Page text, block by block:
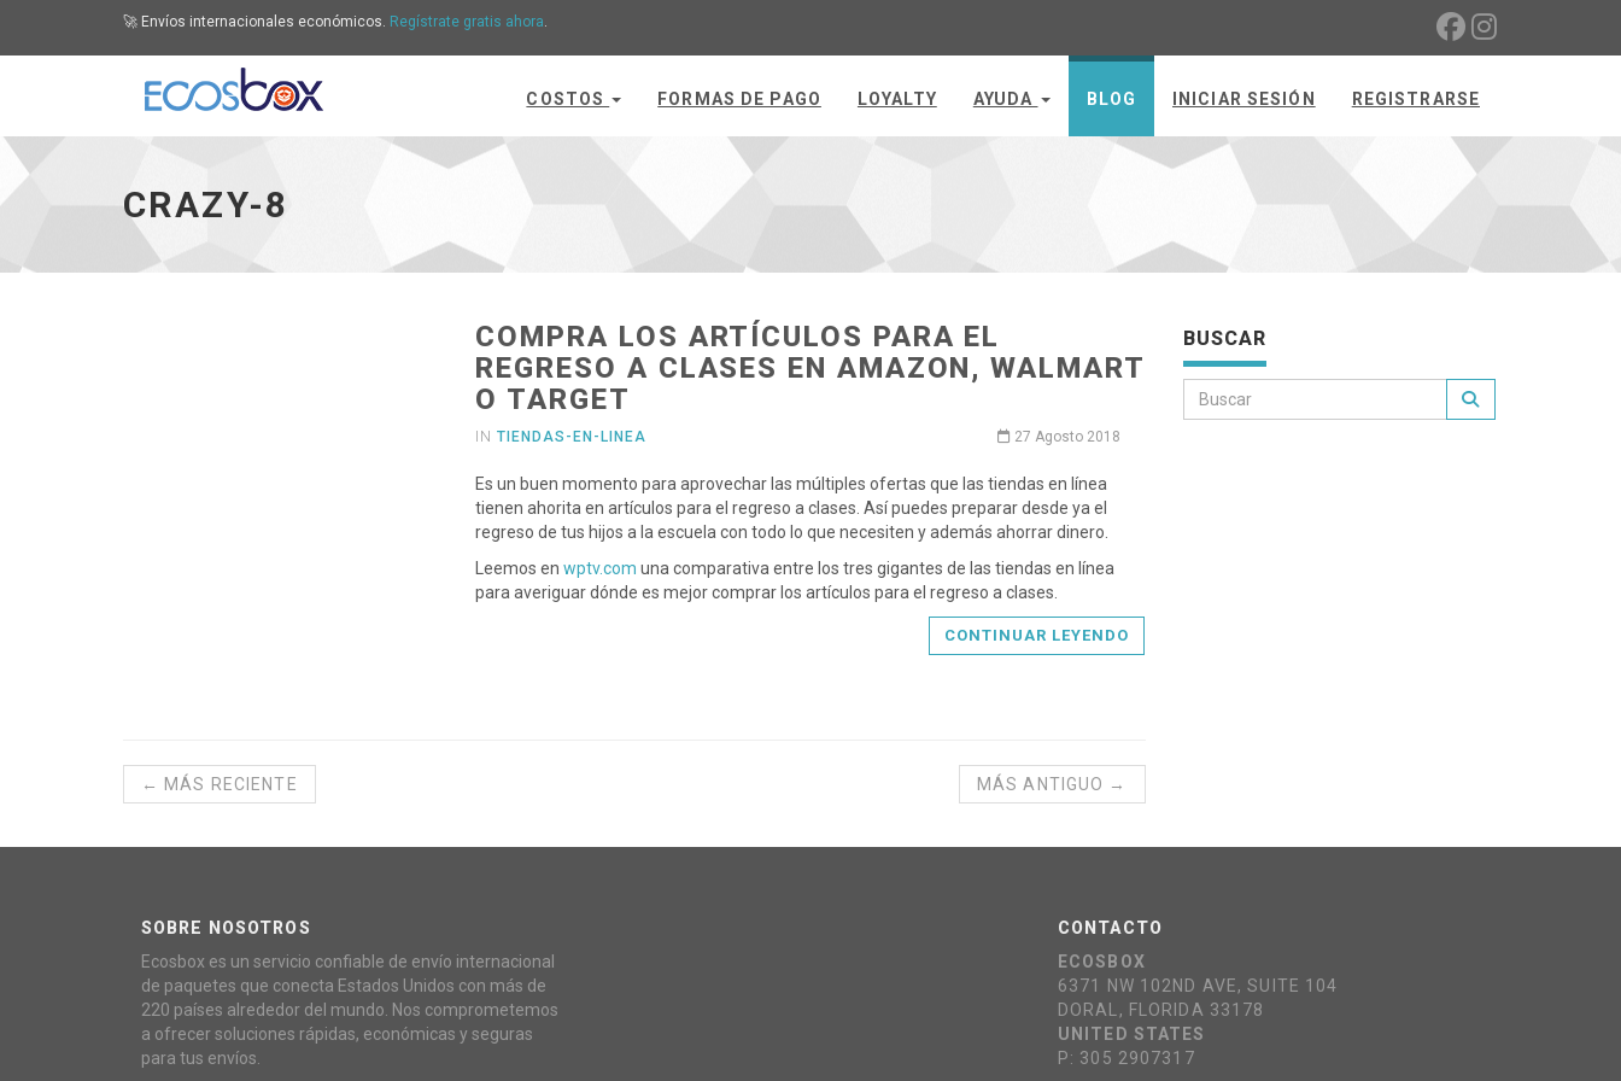
🚀 Envíos internacionales económicos. Regístrate gratis ahora.
COSTOS FORMAS DE PAGO LOYALTY AYUDA BLOG INICIAR SESIÓN REGISTRARSE
CRAZY-8
COMPRA LOS ARTÍCULOS PARA EL
REGRESO A CLASES EN AMAZON, WALMART
O TARGET
INTIENDAS-EN-LINEA 27 Agosto 2018
Es un buen momento para aprovechar las múltiples ofertas que las tiendas en línea
tienen ahorita en artículos para el regreso a clases. Así puedes preparar desde ya el
regreso de tus hijos a la escuela con todo lo que necesiten y además ahorrar dinero.
Leemos enwptv.com una comparativa entre los tres gigantes de las tiendas en línea
para averiguar dónde es mejor comprar los artículos para el regreso a clases.
CONTINUAR LEYENDO
← MÁS RECIENTE MÁS ANTIGUO →
BUSCAR
SOBRE NOSOTROS
Ecosbox es un servicio confiable de envío internacional
de paquetes que conecta Estados Unidos con más de
220 países alrededor del mundo. Nos comprometemos
a ofrecer soluciones rápidas, económicas y seguras
para tus envíos.
CONTACTO
ECOSBOX
6371 NW 102ND AVE, SUITE 104
DORAL, FLORIDA 33178
UNITED STATES
P: 305 2907317